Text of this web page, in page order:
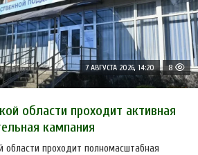
7 АВГУСТА 2026, 14:20 8
области проходит активная
кампания
области проходит полномасштабная